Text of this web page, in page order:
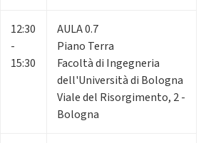
12:30
-
15:30
AULA 0.7
Piano Terra
Facoltà di Ingegneria
dell'Università di Bologna
Viale del Risorgimento, 2 -
Bologna